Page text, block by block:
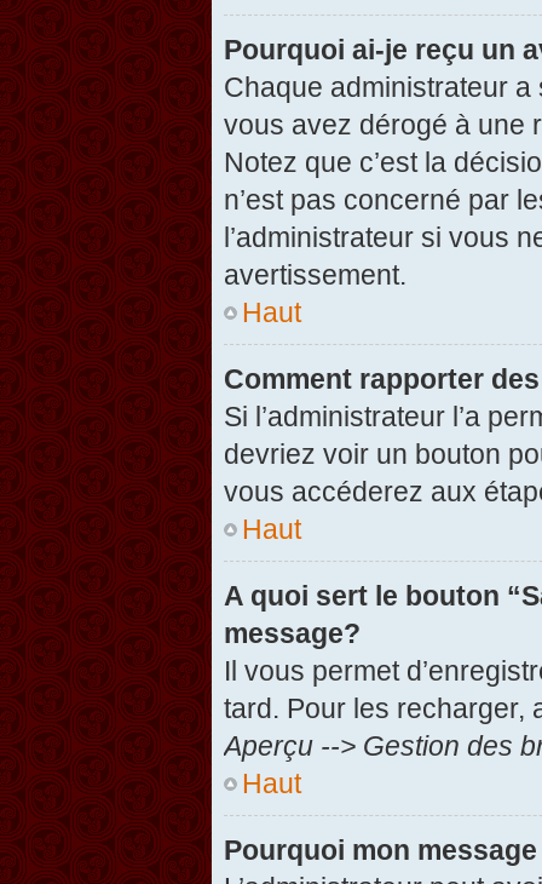
Pourquoi ai-je reçu un
Chaque administrateur
vous avez dérogé à une
Notez que c’est la
n’est pas concerné par
l’administrateur si vous
avertissement.
Haut
Comment rapporter
Si l’administrateur l’a
devriez voir un bouton
vous accéderez aux
Haut
A quoi sert le bouton
message?
Il vous permet
tard. Pour les recharger,
Aperçu --> Gestion des
Haut
Pourquoi mon